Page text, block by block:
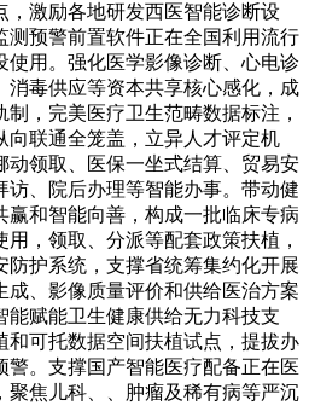
，激励各地研发西医智能诊断设
测预警前置软件正在全国利用流行
使用。强化医学影像诊断、心电诊
消毒供应等资本共享核心感化，成
，完美医疗卫生范畴数据标注，
向联通全笼盖，立异人才评定机
动领取、医保一坐式结算、贸易安
访、院后办理等智能办事。带动健
赢和智能向善，构成一批临床专病
，领取、分派等配套政策扶植，
防护系统，支撑省统筹集约化开展
成、影像质量评价和供给医治方案
能赋能卫生健康供给无力科技支
和可托数据空间扶植试点，提拔办
警。支撑国产智能医疗配备正在医
聚焦儿科、、肿瘤及稀有病等严沉